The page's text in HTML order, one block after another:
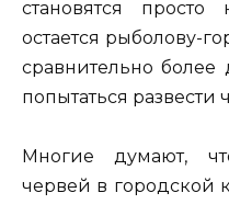
становятся
остается рыболову-
сравнительно
попытаться развести
Многие думают,
червей в городской